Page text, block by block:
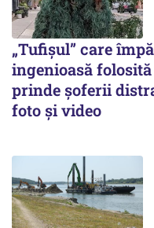
„Tufișul” care
ingenioasă
prinde șoferii
foto și video